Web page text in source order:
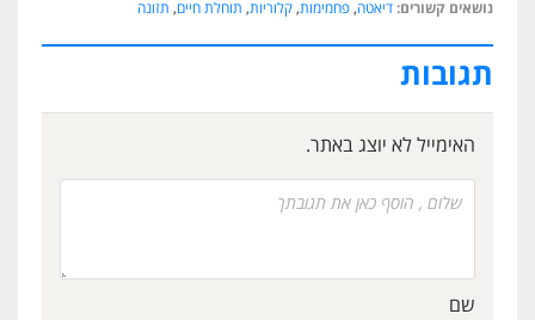
נושאים קשורים: דיאטה, פחמימות, קלוריות, תוחלת חיים, תזונה
תגובות
האימייל לא יוצג באתר.
שם